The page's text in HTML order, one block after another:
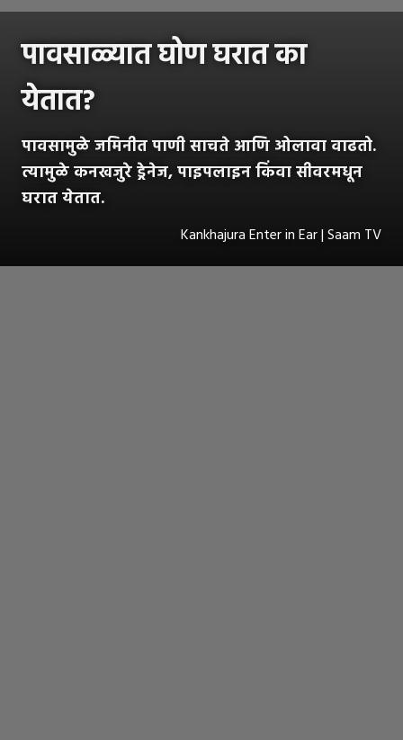
पावसाळ्यात घोण घरात का
येतात?
पावसामुळे जमिनीत पाणी साचते आणि ओलावा वाढतो.
त्यामुळे कनखजुरे ड्रेनेज, पाइपलाइन किंवा सीवरमधून
घरात येतात.
Kankhajura Enter in Ear | Saam TV